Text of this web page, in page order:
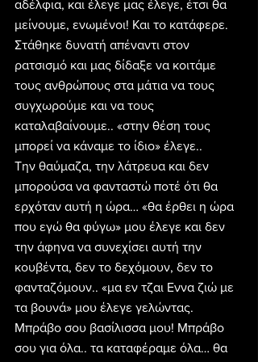
αδέλφια, και έλεγε μας έλεγε, έτσι θα
μείνουμε, ενωμένοι! Και το κατάφερε.
Στάθηκε δυνατή απέναντι στον
ρατσισμό και μας δίδαξε να κοιτάμε
τους ανθρώπους στα μάτια να τους
συγχωρούμε και να τους
καταλαβαίνουμε.. «στην θέση τους
μπορεί να κάναμε το ίδιο» έλεγε..
Την θαύμαζα, την λάτρευα και δεν
μπορούσα να φανταστώ ποτέ ότι θα
ερχόταν αυτή η ώρα… «θα έρθει η ώρα
που εγώ θα φύγω» μου έλεγε και δεν
την άφηνα να συνεχίσει αυτή την
κουβέντα, δεν το δεχόμουν, δεν το
φανταζόμουν.. «μα εν τζαι Εννα ζιώ με
τα βουνά» μου έλεγε γελώντας.
Μπράβο σου βασίλισσα μου! Μπράβο
σου για όλα.. τα καταφέραμε όλα… θα